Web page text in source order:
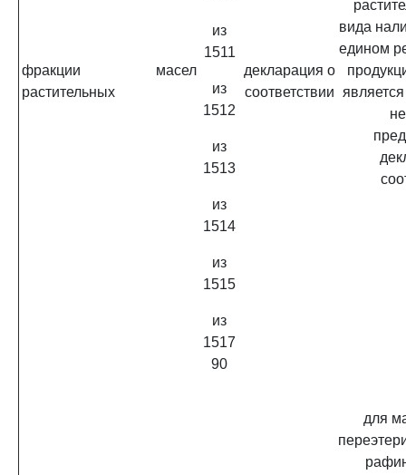
фракции масел
растительных
из
1511
из
1512
из
1513
из
1514
из
1515
из
1517
90
декларация о
соответствии
вида
едином
для